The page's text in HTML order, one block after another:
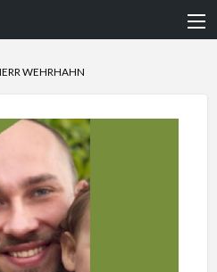
WEHRHAHN